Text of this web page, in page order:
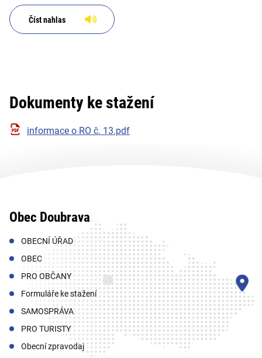
Číst nahlas
Dokumenty ke stažení
informace o RO č. 13.pdf
Obec Doubrava
OBECNÍ ÚŘAD
OBEC
PRO OBČANY
Formuláře ke stažení
SAMOSPRÁVA
PRO TURISTY
Obecní zpravodaj